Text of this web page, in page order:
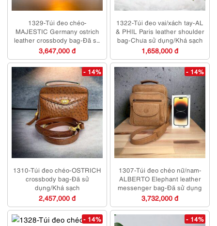
1329-Túi đeo chéo-
MAJESTIC Germany ostrich
leather crossbody bag-Đã sử
dụng
3,647,000 đ
1322-Túi đeo vai/xách tay-AL
& PHIL Paris leather shoulder
bag-Chưa sử dụng/Khá sạch
1,658,000 đ
- 14%
1310-Túi đeo chéo-OSTRICH
crossbody bag-Đã sử
dụng/Khá sạch
2,457,000 đ
- 14%
1307-Túi đeo chéo nữ/nam-
ALBERTO Elephant leather
messenger bag-Đã sử dụng
3,732,000 đ
- 14% - 14%